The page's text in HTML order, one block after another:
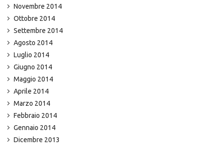
Novembre 2014
Ottobre 2014
Settembre 2014
Agosto 2014
Luglio 2014
Giugno 2014
Maggio 2014
Aprile 2014
Marzo 2014
Febbraio 2014
Gennaio 2014
Dicembre 2013